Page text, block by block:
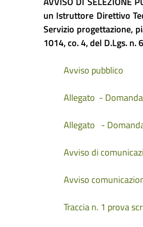
un Istruttore Direttivo
Servizio progettazione,
1014, co. 4, del D.Lgs. n.
Avviso pubblico
Allegato -
Allegato -
Avviso di
Avviso
Traccia n. 1 prova